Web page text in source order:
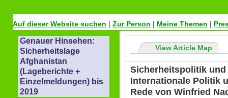
Auf dieser Website suchen | Zur Person | Meine Themen |
Genauer Hinsehen:
Sicherheitslage
Afghanistan
(Lageberichte +
Einzelmeldungen) bis
2019
View Article Map
Sicherheitspolitik und
Internationale Politik
Rede von Winfried